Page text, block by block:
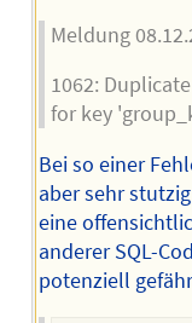
Meldung
1062:
for key
Bei so einer
aber sehr
eine
anderer SQL-
potenziell